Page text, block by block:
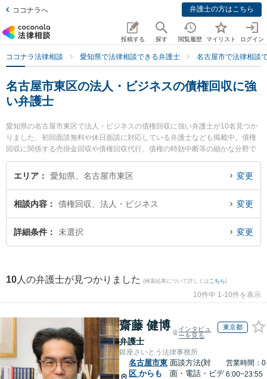
ココナラへ 弁護士の方はこちら
投稿する 探す 閲覧履歴 マイリスト ログイン
ココナラ法律相談 愛知県で法律相談できる弁護士 名古屋市で法律相談
名古屋市東区の法人・ビジネスの債権回収に強
い弁護士
愛知県の名古屋市東区で法人・ビジネスの債権回収に強い弁護士が10名見つか
りました。初回面談無料や休日面談に対応している弁護士なども掲載中。債権
回収に関係する売掛金回収や債権回収代行、債権の時効中断等の細かな分野で
の絞り込み検索もでき便利です。特に伊藤幸紀法律事務所の伊藤 幸紀弁護士や
たいよう法律事務所の松山 健弁護士、河村法律事務所の河村 潔俊弁護士のプロ
に相談したい』『法人・ビジネスの債権回収のトラブル解決の実績豊富な近く
の弁護士を検索したい』『初回相談無料で法人・ビジネスの債権回収を法律相
談できる名古屋市東区内の弁護士に相談予約したい』などでお困りの相談者さ
エリア 愛知県、名古屋市東区 変更
相談内容 債権回収、法人・ビジネス 変更
詳細条件 未選択 変更
10 人の弁護士が見つかりました (検索結果について詳しくは こちら)
10件中 1-10件を表示
齋藤 健博
弁護士
インタビュ
ーを見る
東京都
銀座さいとう法律事務所
名古屋市東
区 からも
面談方法(対
面・電話・ビデ
営業時間：0
6:00~23:55